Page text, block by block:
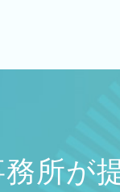
務所が